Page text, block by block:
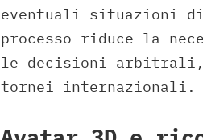
eventuali situazioni
processo riduce la
le decisioni
tornei internazionali.